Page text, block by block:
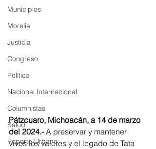
Municipios
Morelia
Justicia
Congreso
Política
Nacional Internacional
Columnistas
Salud
Reporte Urbano
Pátzcuaro, Michoacán, a 14 de marzo
del 2024.- A preservar y mantener
vivos los valores y el legado de Tata